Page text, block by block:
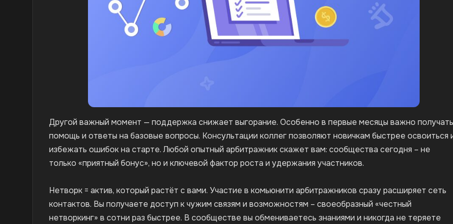
Другой важный момент — поддержка снижает выгорание. Особенно в первые месяцы важно получать
помощь и ответы на базовые вопросы. Консультации коллег позволяют новичкам быстрее освоиться
избежать ошибок на старте. Любой опытный арбитражник скажет вам: сообщества сегодня – не
только «приятный бонус», но и ключевой фактор роста и удержания участников.
Нетворк = актив, который растёт с вами. Участие в комьюнити арбитражников сразу расширяет сеть
контактов. Вы получаете доступ к чужим связям и возможностям – своеобразный «честный
нетворкинг» в сотни раз быстрее. В сообществе вы обмениваетесь знаниями и никогда не теряете